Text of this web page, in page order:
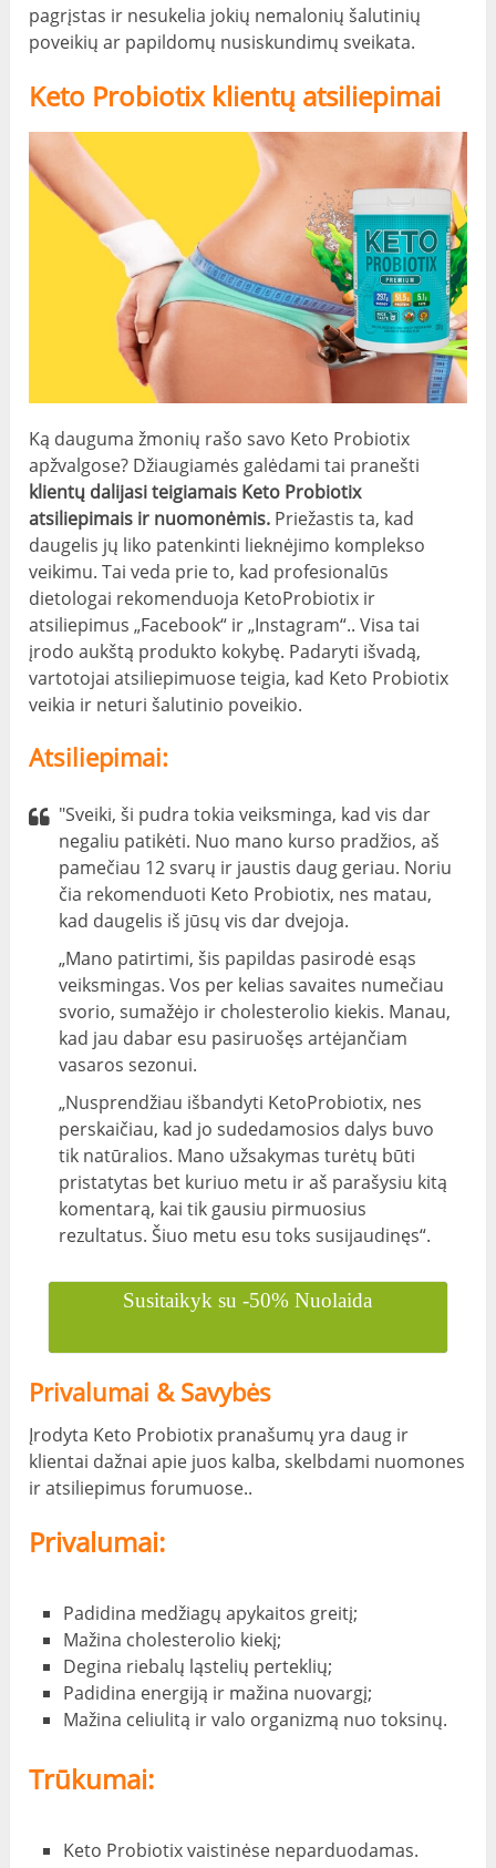
pagrįstas ir nesukelia jokių nemalonių šalutinių
poveikių ar papildomų nusiskundimų sveikata.
Keto Probiotix klientų atsiliepimai
Ką dauguma žmonių rašo savo Keto Probiotix
apžvalgose? Džiaugiamės galėdami tai pranešti
klientų dalijasi teigiamais Keto Probiotix
atsiliepimais ir nuomonėmis. Priežastis ta, kad
daugelis jų liko patenkinti lieknėjimo komplekso
veikimu. Tai veda prie to, kad profesionalūs
dietologai rekomenduoja KetoProbiotix ir
atsiliepimus „Facebook“ ir „Instagram“.. Visa tai
įrodo aukštą produkto kokybę. Padaryti išvadą,
vartotojai atsiliepimuose teigia, kad Keto Probiotix
veikia ir neturi šalutinio poveikio.
Atsiliepimai:
"Sveiki, ši pudra tokia veiksminga, kad vis dar
negaliu patikėti. Nuo mano kurso pradžios, aš
pamečiau 12 svarų ir jaustis daug geriau. Noriu
čia rekomenduoti Keto Probiotix, nes matau,
kad daugelis iš jūsų vis dar dvejoja.
„Mano patirtimi, šis papildas pasirodė esąs
veiksmingas. Vos per kelias savaites numečiau
svorio, sumažėjo ir cholesterolio kiekis. Manau,
kad jau dabar esu pasiruošęs artėjančiam
vasaros sezonui.
„Nusprendžiau išbandyti KetoProbiotix, nes
perskaičiau, kad jo sudedamosios dalys buvo
tik natūralios. Mano užsakymas turėtų būti
pristatytas bet kuriuo metu ir aš parašysiu kitą
komentarą, kai tik gausiu pirmuosius
rezultatus. Šiuo metu esu toks susijaudinęs“.
Susitaikyk su -50% Nuolaida
Privalumai & Savybės
Įrodyta Keto Probiotix pranašumų yra daug ir
klientai dažnai apie juos kalba, skelbdami nuomones
ir atsiliepimus forumuose..
Privalumai:
Padidina medžiagų apykaitos greitį;
Mažina cholesterolio kiekį;
Degina riebalų ląstelių perteklių;
Padidina energiją ir mažina nuovargį;
Mažina celiulitą ir valo organizmą nuo toksinų.
Trūkumai:
Keto Probiotix vaistinėse neparduodamas.